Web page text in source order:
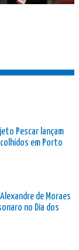
Pescar lançam
em Porto
de Moraes
no Dia dos